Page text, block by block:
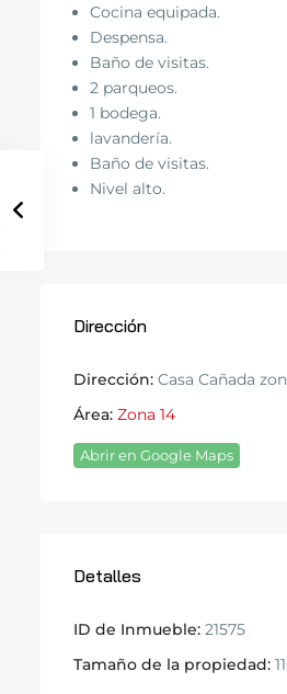
Cocina equipada.
Despensa.
Baño de visitas.
2 parqueos.
1 bodega.
lavandería.
Baño de visitas.
Nivel alto.
Dirección
Dirección: Casa Cañada
Área: Zona 14
Abrir en Google Maps
Detalles
ID de Inmueble: 21575
Tamaño de la propiedad: